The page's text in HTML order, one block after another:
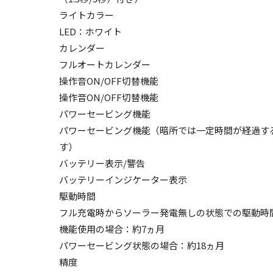
ライトカラー
LED：ホワイト
カレンダー
フルオートカレンダー
操作音ON/OFF切替機能
操作音ON/OFF切替機能
パワーセービング機能
パワーセービング機能（暗所では一定時間が経過
す）
バッテリー表示/警告
バッテリーインジケーター表示
駆動時間
フル充電時からソーラー発電無しの状態での駆動時
機能使用の場合：約7ヵ月
パワーセービング状態の場合：約18ヵ月
精度